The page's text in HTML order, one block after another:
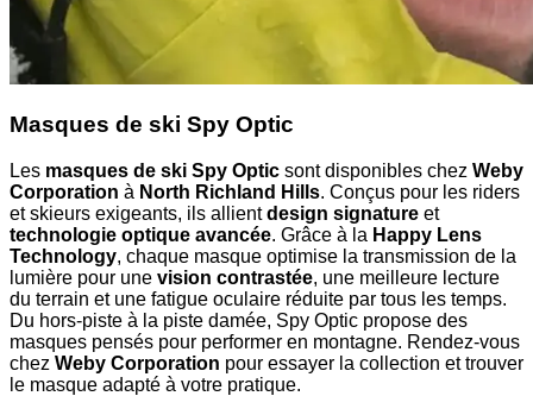
Masques de ski Spy Optic
Les masques de ski Spy Optic sont disponibles chez Weby
Corporation à North Richland Hills. Conçus pour les riders
et skieurs exigeants, ils allientdesign signature et
technologie optique avancée. Grâce à la Happy Lens
Technology, chaque masque optimise la transmission de la
lumière pour une vision contrastée, une meilleure lecture
du terrain et une fatigue oculaire réduite par tous les temps.
Du hors-piste à la piste damée, Spy Optic propose des
masques pensés pour performer en montagne. Rendez-vous
chez Weby Corporation pour essayer la collection et trouver
le masque adapté à votre pratique.